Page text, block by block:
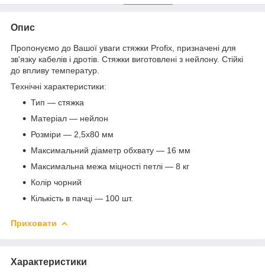
Опис
Пропонуємо до Вашої уваги стяжки Profix, призначені для
зв'язку кабелів і дротів. Стяжки виготовлені з нейлону. Стійкі
до впливу температур.
Технічні характеристики:
Тип — стяжка
Матеріал — нейлон
Розміри — 2,5х80 мм
Максимальний діаметр обхвату — 16 мм
Максимальна межа міцності петлі — 8 кг
Колір чорний
Кількість в пачці — 100 шт.
Приховати
Характеристики